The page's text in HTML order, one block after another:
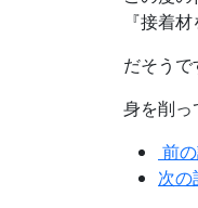
『接着
だそうで
身を削っ
前
次の